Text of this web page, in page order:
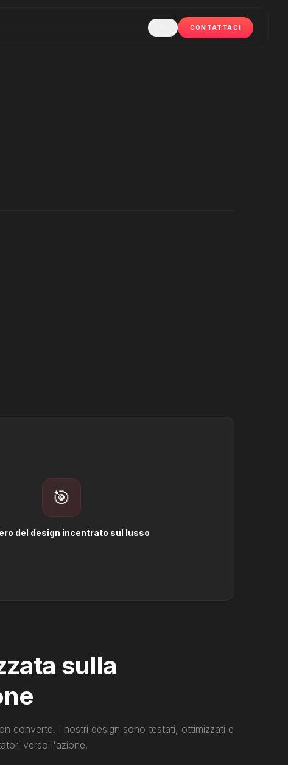
CONTATTACI
🎯
del design incentrato sul lusso
sulla
converte. I nostri design sono testati, ottimizzati e
verso l'azione.